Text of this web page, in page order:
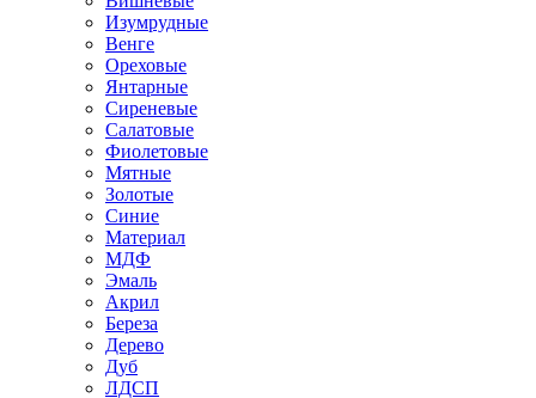
Изумрудные
Венге
Ореховые
Янтарные
Сиреневые
Салатовые
Фиолетовые
Мятные
Золотые
Синие
Материал
МДФ
Эмаль
Акрил
Береза
Дерево
Дуб
ЛДСП